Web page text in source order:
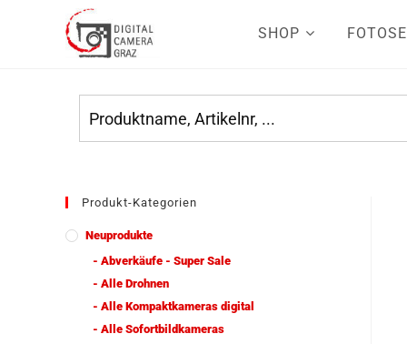
SHOP
Produkt-Kategorien
Neuprodukte
- Abverkäufe - Super Sale
- Alle Drohnen
- Alle Kompaktkameras digital
- Alle Sofortbildkameras